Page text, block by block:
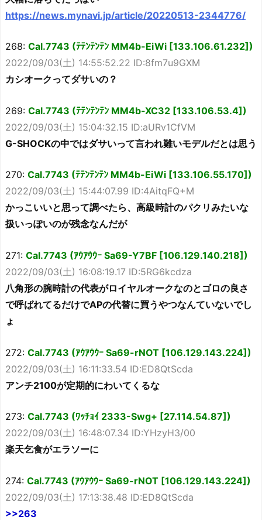
https://news.mynavi.jp/article/20220513-2344776/
268: Cal.7743 (ﾃﾃﾝﾃﾝﾃﾝ MM4b-EiWi [133.106.61.232])
2022/09/03(土) 14:55:52.22 ID:8fm7u9GXM
カシオークってダサいの？
269: Cal.7743 (ﾃﾃﾝﾃﾝﾃﾝ MM4b-XC32 [133.106.53.4])
2022/09/03(土) 15:04:32.15 ID:aURv1CfVM
G-SHOCKの中ではダサいって言われ難いモデルだとは思う
270: Cal.7743 (ﾃﾃﾝﾃﾝﾃﾝ MM4b-EiWi [133.106.55.170])
2022/09/03(土) 15:44:07.99 ID:4AitqFQ+M
かっこいいと思って調べたら、高級時計のパクリみたいな
扱いっぽいのが残念なんだが
271: Cal.7743 (ｱｳｱｳｳｰ Sa69-Y7BF [106.129.140.218])
2022/09/03(土) 16:08:19.17 ID:5RG6kcdza
八角形の腕時計の代表がロイヤルオークなのとゴロの良さ
で呼ばれてるだけでAPの代替に買うやつなんていないでし
ょ
272: Cal.7743 (ｱｳｱｳｳｰ Sa69-rNOT [106.129.143.224])
2022/09/03(土) 16:11:33.54 ID:ED8QtScda
アンチ2100が定期的にわいてくるな
273: Cal.7743 (ﾜｯﾁｮｲ 2333-Swg+ [27.114.54.87])
2022/09/03(土) 16:48:07.34 ID:YHzyH3/00
楽天乞食がエラソーに
274: Cal.7743 (ｱｳｱｳｳｰ Sa69-rNOT [106.129.143.224])
2022/09/03(土) 17:13:38.48 ID:ED8QtScda
>>263